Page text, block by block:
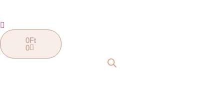
0Ft
0